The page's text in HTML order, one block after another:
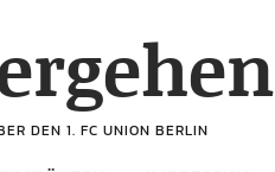
DEN 1. FC UNION BERLIN